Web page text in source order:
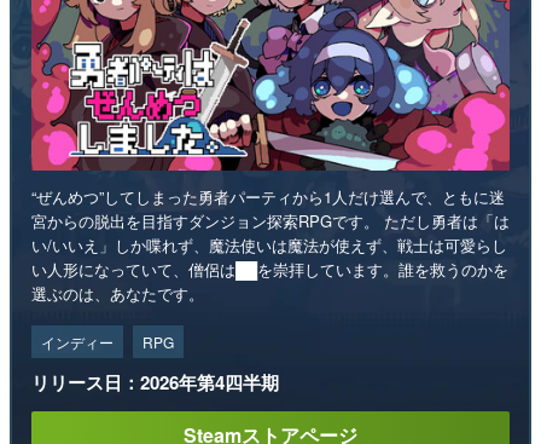
“ぜんめつ”してしまった勇者パーティから1人だけ選んで、ともに迷
宮からの脱出を目指すダンジョン探索RPGです。 ただし勇者は「は
い/いいえ」しか喋れず、魔法使いは魔法が使えず、戦士は可愛らし
い人形になっていて、僧侶は██を崇拝しています。誰を救うのかを
選ぶのは、あなたです。
インディー RPG
リリース日：2026年第4四半期
Steamストアページ